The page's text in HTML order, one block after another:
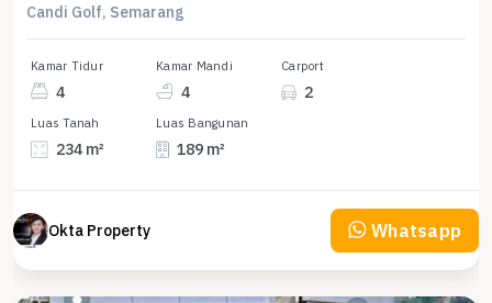
Candi Golf, Semarang
Kamar Tidur
4
Kamar Mandi
4
Carport
2
Luas Tanah
234 m²
Luas Bangunan
189 m²
Okta Property Whatsapp